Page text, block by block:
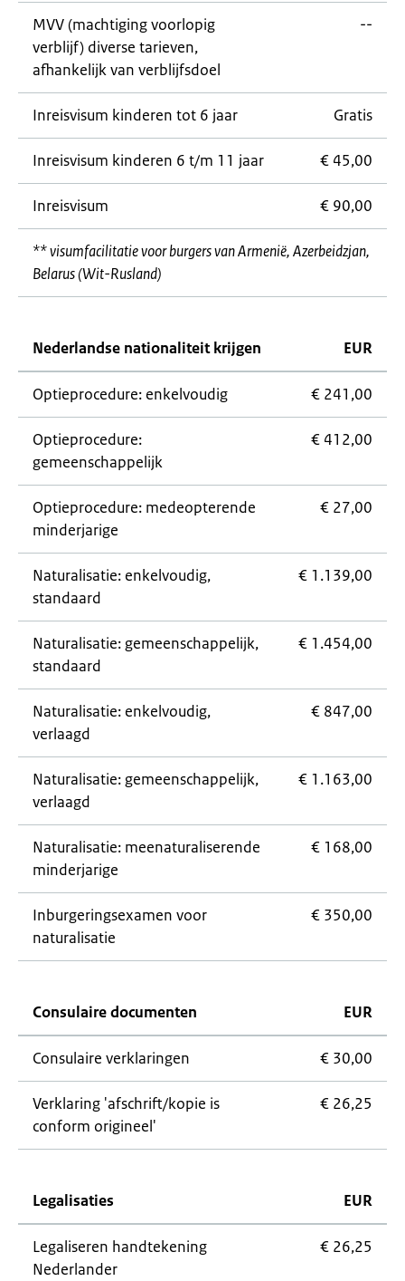
MVV (machtiging voorlopig
verblijf) diverse tarieven,
afhankelijk van verblijfsdoel
--
Inreisvisum kinderen tot 6 jaar Gratis
Inreisvisum kinderen 6 t/m 11 jaar € 45,00
Inreisvisum € 90,00
** visumfacilitatie voor burgers van Armenië, Azerbeidzjan,
Belarus (Wit-Rusland)
Nederlandse nationaliteit krijgen EUR
Optieprocedure: enkelvoudig € 241,00
Optieprocedure:
gemeenschappelijk
€ 412,00
Optieprocedure: medeopterende
minderjarige
€ 27,00
Naturalisatie: enkelvoudig,
standaard
€ 1.139,00
Naturalisatie: gemeenschappelijk,
standaard
€ 1.454,00
Naturalisatie: enkelvoudig,
verlaagd
€ 847,00
Naturalisatie: gemeenschappelijk,
verlaagd
€ 1.163,00
Naturalisatie: meenaturaliserende
minderjarige
€ 168,00
Inburgeringsexamen voor
naturalisatie
€ 350,00
Consulaire documenten EUR
Consulaire verklaringen € 30,00
Verklaring 'afschrift/kopie is
conform origineel'
€ 26,25
Legalisaties EUR
Legaliseren handtekening
Nederlander
€ 26,25